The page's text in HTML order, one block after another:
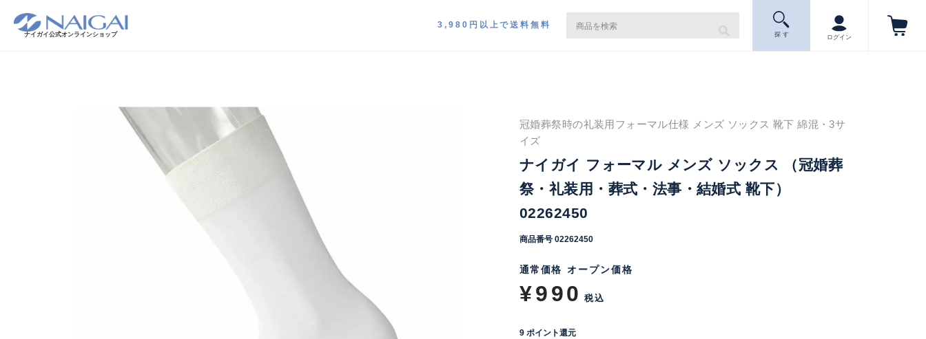
ナイガイ公式オンラインショップ
3,980円以上で送料無料
探 す ログイン
冠婚葬祭時の礼装用フォーマル仕様 メンズ ソックス 靴下 綿混・3サ
イズ
ナイガイ フォーマル メンズ ソックス （冠婚葬
祭・礼装用・葬式・法事・結婚式 靴下）
02262450
商品番号 02262450
通常価格 オープン価格
¥990 税込
9 ポイント還元